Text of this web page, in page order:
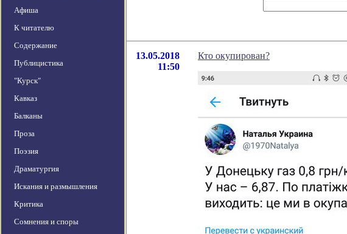
Афиша
К читателю
Содержание
Публицистика
"Курск"
Кавказ
Балканы
Проза
Поэзия
Драматургия
Искания и размышления
Критика
Сомнения и споры
13.05.2018
11:50
Кто окупирован?